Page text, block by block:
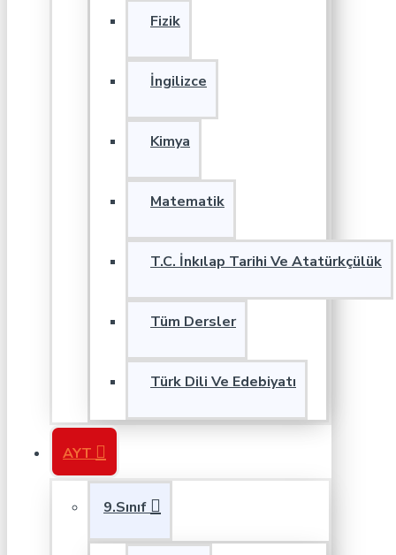
Fizik
İngilizce
Kimya
Matematik
T.C. İnkılap Tarihi Ve Atatürkçülük
Tüm Dersler
Türk Dili Ve Edebiyatı
AYT
9.Sınıf